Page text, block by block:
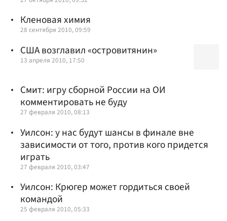
Кленовая химия
28 сентября 2010, 09:59
США возглавил «островитянин»
13 апреля 2010, 17:50
Смит: игру сборной России на ОИ
комментировать не буду
27 февраля 2010, 08:13
Уилсон: у нас будут шансы в финале вне
зависимости от того, против кого придется
играть
27 февраля 2010, 03:47
Уилсон: Крюгер может гордиться своей
командой
25 февраля 2010, 05:33